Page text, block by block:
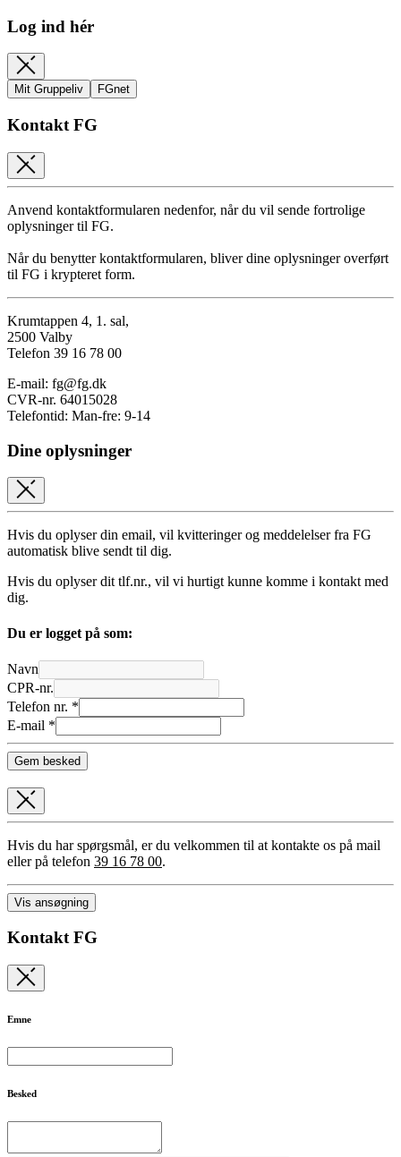
Log ind hér
Mit Gruppeliv FGnet
Kontakt FG
Anvend kontaktformularen nedenfor, når du vil sende fortrolige
oplysninger til FG.
Når du benytter kontaktformularen, bliver dine oplysninger overført
til FG i krypteret form.
Krumtappen 4, 1. sal,
2500 Valby
Telefon 39 16 78 00
E-mail: fg@fg.dk
CVR-nr. 64015028
Telefontid: Man-fre: 9-14
Dine oplysninger
Hvis du oplyser din email, vil kvitteringer og meddelelser fra FG
automatisk blive sendt til dig.
Hvis du oplyser dit tlf.nr., vil vi hurtigt kunne komme i kontakt med
dig.
Du er logget på som:
Navn
CPR-nr.
Telefon nr. *
E-mail *
Gem besked
Hvis du har spørgsmål, er du velkommen til at kontakte os på mail
eller på telefon 39 16 78 00.
Vis ansøgning
Kontakt FG
Emne
Besked